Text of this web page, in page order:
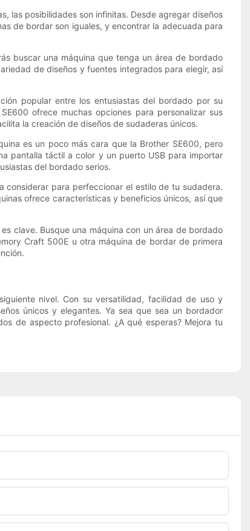
las posibilidades son infinitas. Desde agregar diseños
de bordar son iguales, y encontrar la adecuada para
buscar una máquina que tenga un área de bordado
de diseños y fuentes integrados para elegir, así
popular entre los entusiastas del bordado por su
ofrece muchas opciones para personalizar sus
la creación de diseños de sudaderas únicos.
es un poco más cara que la Brother SE600, pero
pantalla táctil a color y un puerto USB para importar
del bordado serios.
considerar para perfeccionar el estilo de tu sudadera.
ofrece características y beneficios únicos, así que
clave. Busque una máquina con un área de bordado
Craft 500E u otra máquina de bordar de primera
nivel. Con su versatilidad, facilidad de uso y
únicos y elegantes. Ya sea que sea un bordador
de aspecto profesional. ¿A qué esperas? Mejora tu